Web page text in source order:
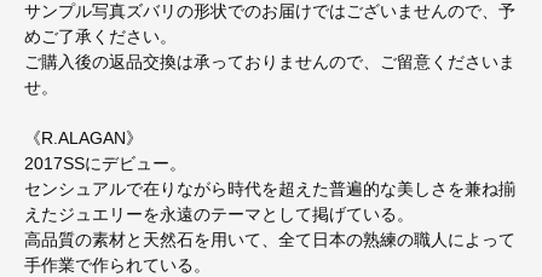
サンプル写真ズバリの形状でのお届けではございませんので、予
めご了承ください。
ご購入後の返品交換は承っておりませんので、ご留意くださいま
せ。
《R.ALAGAN》
2017SSにデビュー。
センシュアルで在りながら時代を超えた普遍的な美しさを兼ね揃
えたジュエリーを永遠のテーマとして掲げている。
高品質の素材と天然石を用いて、全て日本の熟練の職人によって
手作業で作られている。